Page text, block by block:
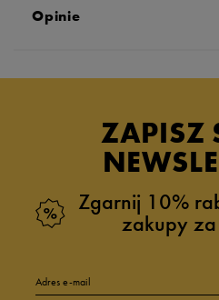
Opinie
ZAPISZ
Zgarnij 10%
zakupy
Adres e-mail